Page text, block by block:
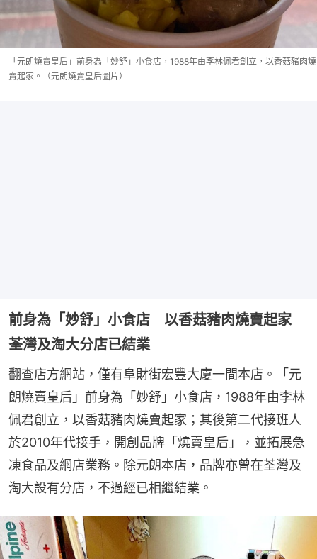
「元朗燒賣皇后」前身為「妙舒」小食店，1988年由李林佩君創立，以香菇豬肉燒
賣起家。（元朗燒賣皇后圖片）
前身為「妙舒」小食店 以香菇豬肉燒賣起家
荃灣及淘大分店已結業
翻查店方網站，僅有阜財街宏豐大廈一間本店。「元
朗燒賣皇后」前身為「妙舒」小食店，1988年由李林
佩君創立，以香菇豬肉燒賣起家；其後第二代接班人
於2010年代接手，開創品牌「燒賣皇后」，並拓展急
凍食品及網店業務。除元朗本店，品牌亦曾在荃灣及
淘大設有分店，不過經已相繼結業。